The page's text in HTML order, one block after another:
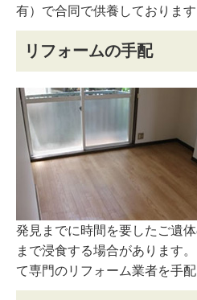
有）で合同で供養しております
リフォームの手配
発見までに時間を要したご遺
まで浸食する場合があります
て専門のリフォーム業者を手